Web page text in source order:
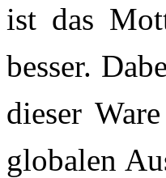
ist das
besser.
dieser
globalen